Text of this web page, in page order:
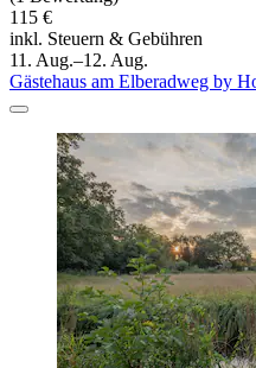
115 €
inkl. Steuern & Gebühren
11. Aug.–12. Aug.
Gästehaus am Elberadweg by